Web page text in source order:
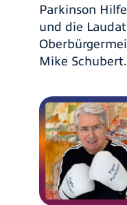
Parkinson
und die
Mike Schubert.